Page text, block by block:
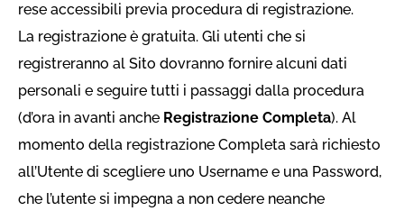
rese accessibili previa procedura di registrazione.
La registrazione è gratuita. Gli utenti che si
registreranno al Sito dovranno fornire alcuni dati
personali e seguire tutti i passaggi dalla procedura
(d’ora in avanti anche Registrazione Completa). Al
momento della registrazione Completa sarà richiesto
all’Utente di scegliere uno Username e una Password,
che l’utente si impegna a non cedere neanche